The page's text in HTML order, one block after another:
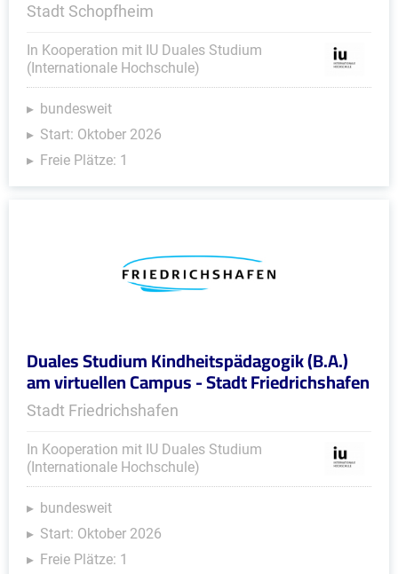
Stadt Schopfheim
In Kooperation mit IU Duales Studium
(Internationale Hochschule)
bundesweit
Start: Oktober 2026
Freie Plätze: 1
Duales Studium Kindheitspädagogik (B.A.)
am virtuellen Campus - Stadt Friedrichshafen
Stadt Friedrichshafen
In Kooperation mit IU Duales Studium
(Internationale Hochschule)
bundesweit
Start: Oktober 2026
Freie Plätze: 1